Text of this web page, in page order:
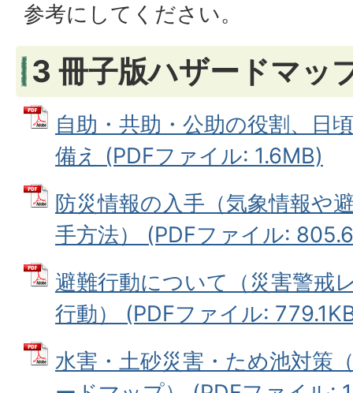
参考にしてください。
3 冊子版ハザードマッ
自助・共助・公助の役割、日
備え (PDFファイル: 1.6MB)
防災情報の入手（気象情報や
手方法） (PDFファイル:
避難行動について（災害警戒
行動） (PDFファイル:
水害・土砂災害・ため池対策